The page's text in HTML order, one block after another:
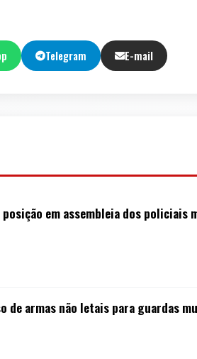
Telegram E-mail
em assembleia dos policiais
de armas não letais para guardas